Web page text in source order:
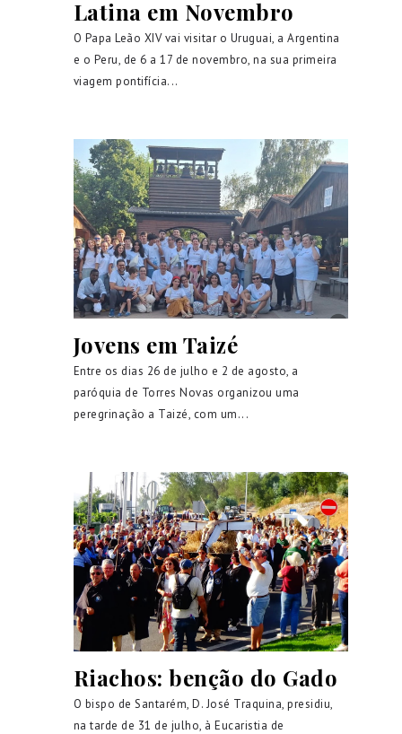
Latina em Novembro
O Papa Leão XIV vai visitar o Uruguai, a Argentina
e o Peru, de 6 a 17 de novembro, na sua primeira
viagem pontifícia...
Jovens em Taizé
Entre os dias 26 de julho e 2 de agosto, a
paróquia de Torres Novas organizou uma
peregrinação a Taizé, com um...
Riachos: benção do Gado
O bispo de Santarém, D. José Traquina, presidiu,
na tarde de 31 de julho, à Eucaristia de